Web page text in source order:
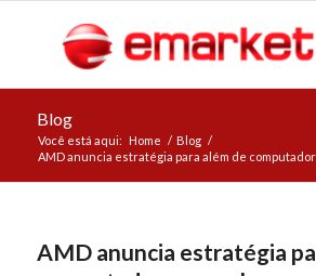
Blog
Você está aqui: Home / Blog /
AMD anuncia estratégia para além de
AMD anuncia estratégia